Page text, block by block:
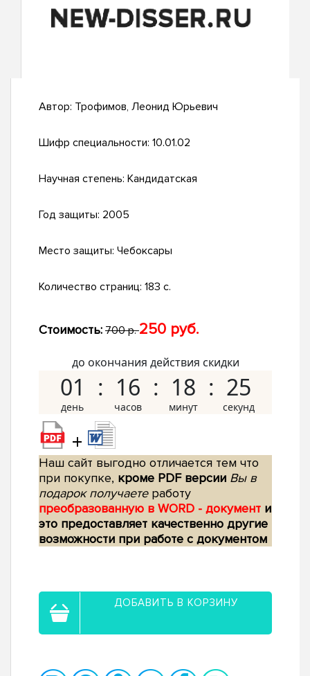
Автор: Трофимов, Леонид Юрьевич
Шифр специальности: 10.01.02
Научная степень: Кандидатская
Год защиты: 2005
Место защиты: Чебоксары
Количество страниц: 183 с.
Стоимость: 700 р.250 руб.
до окончания действия скидки
01 16 18 24
+
Наш сайт выгодно отличается тем что
при покупке, кроме PDF версии Вы в
подарок получаетеработу
преобразованную в WORD - документ и
это предоставляет качественно другие
возможности при работе с документом
ДОБАВИТЬ В КОРЗИНУ